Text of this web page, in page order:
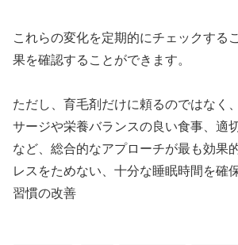
これらの変化を定期的にチェックする
果を確認することができます。
ただし、育毛剤だけに頼るのではなく
サージや栄養バランスの良い食事、適
など、総合的なアプローチが最も効果
レスをためない、十分な睡眠時間を確
習慣の改善